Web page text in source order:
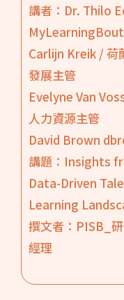
講者：Dr. Thilo
Carlijn Kreik / 荷
發展主管
Evelyne Van
人力資源主管
David Brown
講題：Insights
Data-Driven
Learning
撰文者：PISB_
經理